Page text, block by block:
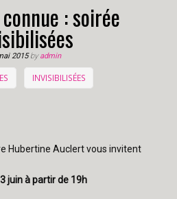
: soirée
2015byadmin
INVISIBILISÉES
Hubertine Auclert vous invitent
juin à partir de 19h